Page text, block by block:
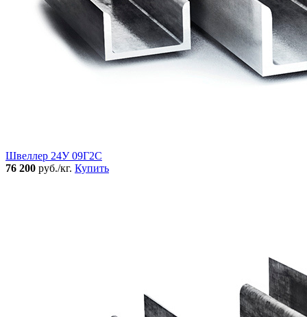
Швеллер 24У 09Г2С
76 200 руб./кг. Купить